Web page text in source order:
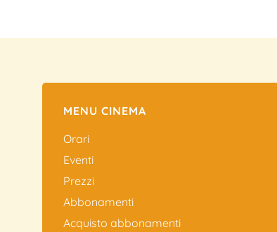
MENU CINEMA
Orari
Eventi
Prezzi
Abbonamenti
Acquisto abbonamenti